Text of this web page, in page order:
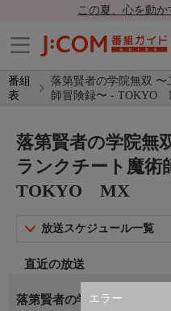
この夏、心を動
番組
表
落第賢者の学院無双
師冒険録〜 - TOKYO
エラー
落第賢者の学院無
ランクチート魔術
TOKYO MX
放送スケジュール一覧
直近の放送
落第賢者の学院無双 〜二度